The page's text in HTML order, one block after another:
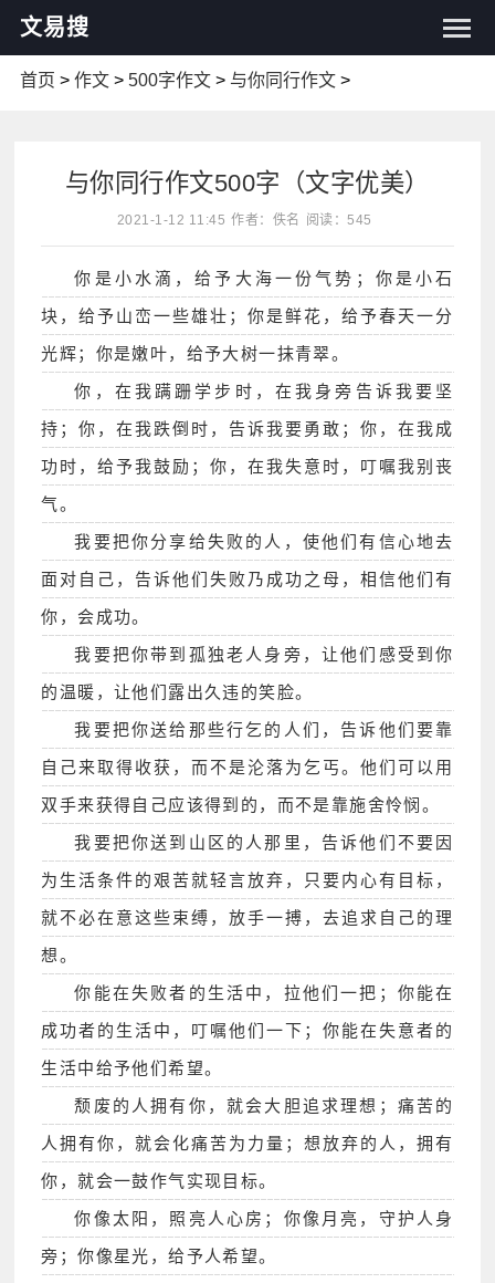
文易搜
首页 > 作文> 500字作文> 与你同行作文>
与你同行作文500字（文字优美）
2021-1-12 11:45 作者：佚名 阅读：545
你是小水滴，给予大海一份气势；你是小石
块，给予山峦一些雄壮；你是鲜花，给予春天一分
光辉；你是嫩叶，给予大树一抹青翠。
你，在我蹒跚学步时，在我身旁告诉我要坚
持；你，在我跌倒时，告诉我要勇敢；你，在我成
功时，给予我鼓励；你，在我失意时，叮嘱我别丧
气。
我要把你分享给失败的人，使他们有信心地去
面对自己，告诉他们失败乃成功之母，相信他们有
你，会成功。
我要把你带到孤独老人身旁，让他们感受到你
的温暖，让他们露出久违的笑脸。
我要把你送给那些行乞的人们，告诉他们要靠
自己来取得收获，而不是沦落为乞丐。他们可以用
双手来获得自己应该得到的，而不是靠施舍怜悯。
我要把你送到山区的人那里，告诉他们不要因
为生活条件的艰苦就轻言放弃，只要内心有目标，
就不必在意这些束缚，放手一搏，去追求自己的理
想。
你能在失败者的生活中，拉他们一把；你能在
成功者的生活中，叮嘱他们一下；你能在失意者的
生活中给予他们希望。
颓废的人拥有你，就会大胆追求理想；痛苦的
人拥有你，就会化痛苦为力量；想放弃的人，拥有
你，就会一鼓作气实现目标。
你像太阳，照亮人心房；你像月亮，守护人身
旁；你像星光，给予人希望。